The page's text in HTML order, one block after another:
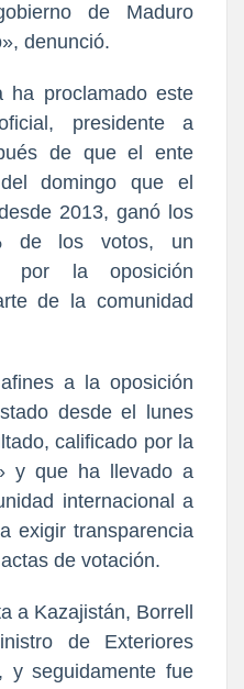
de Maduro
denunció.
ha proclamado este
presidente a
de que el ente
domingo que el
2013, ganó los
de los votos, un
por la oposición
de la comunidad
a la oposición
desde el lunes
calificado por la
y que ha llevado a
internacional a
exigir transparencia
de votación.
a Kazajistán, Borrell
de Exteriores
y seguidamente fue